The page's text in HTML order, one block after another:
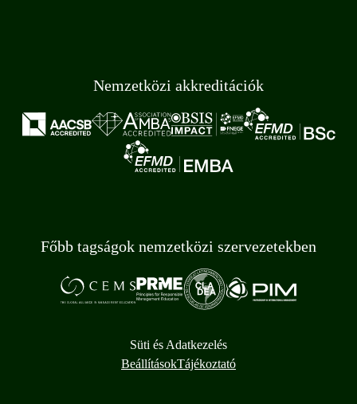
Nemzetközi akkreditációk
Főbb tagságok nemzetközi szervezetekben
Süti és Adatkezelés
BeállításokTájékoztató